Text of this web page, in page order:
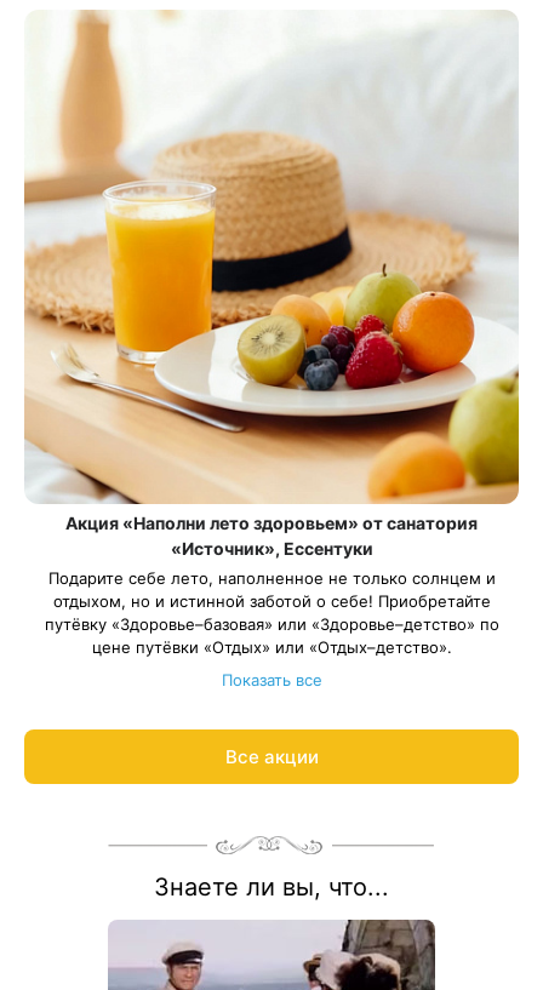
Акция «Наполни лето здоровьем» от санатория
«Источник», Ессентуки
Подарите себе лето, наполненное не только солнцем и
отдыхом, но и истинной заботой о себе! Приобретайте
путёвку «Здоровье–базовая» или «Здоровье–детство» по
цене путёвки «Отдых» или «Отдых–детство».
Длительность путёвки — от 10 дней. Весь период
проживания должен пройти в периоды: 1 июня – 31 августа
спецпредложениями
Рассчитаем цену со скидкой и забронируем отдых по акции:
Показать все
Все акции
Знаете ли вы, что...